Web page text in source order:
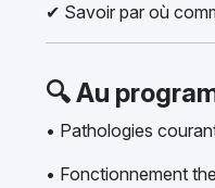
✔ Savoir par où
🔍 Au
• Pathologies
• Fonctionnement